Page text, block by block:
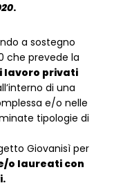
.
a sostegno
che prevede la
lavoro privati
di una
e/o nelle
tipologie di
Giovanisì per
o laureati con